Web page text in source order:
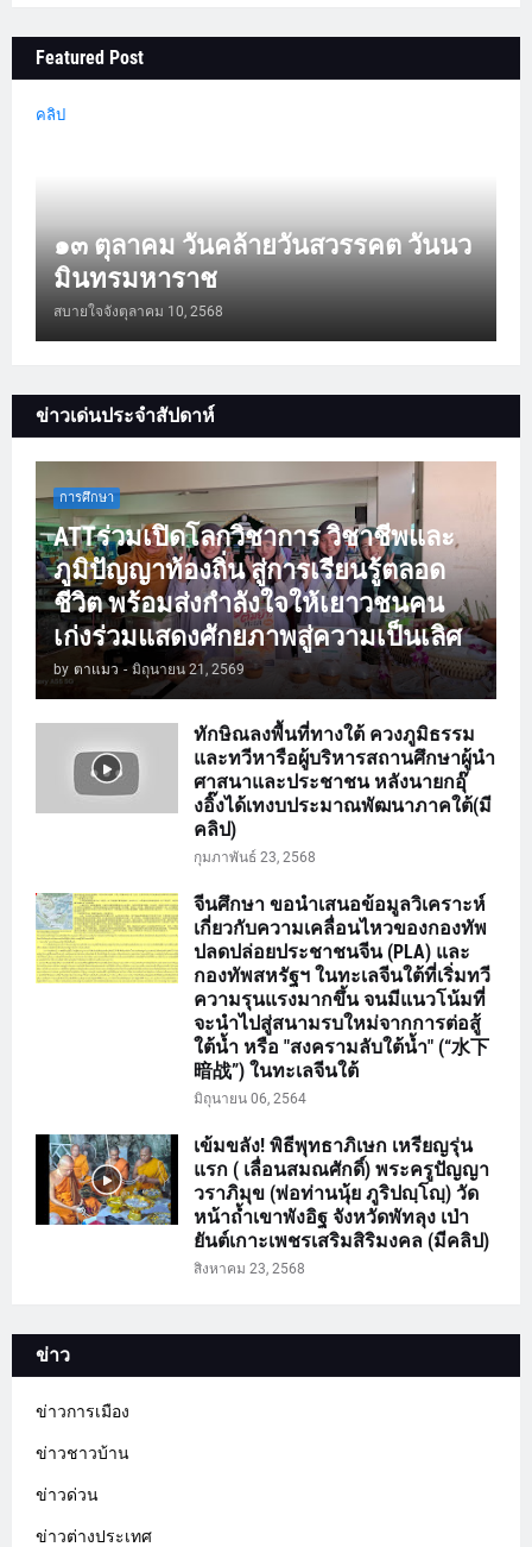
Featured Post
คลิป
๑๓ ตุลาคม วันคล้ายวันสวรรคต วันนว
มินทรมหาราช
สบายใจจังตุลาคม 10, 2568
ข่าวเด่นประจำสัปดาห์
การศึกษา
ATTร่วมเปิดโลกวิชาการ วิชาชีพและ
ภูมิปัญญาท้องถิ่น สู่การเรียนรู้ตลอด
ชีวิต พร้อมส่งกำลังใจให้เยาวชนคน
เก่งร่วมแสดงศักยภาพสู่ความเป็นเลิศ
by ตาแมว - มิถุนายน 21, 2569
ทักษิณลงพื้นที่ทางใต้ ควงภูมิธรรม
และทวีหารือผู้บริหารสถานศึกษาผู้นำ
ศาสนาและประชาชน หลังนายกอุ๊
งอิ๊งได้เทงบประมาณพัฒนาภาคใต้(มี
คลิป)
กุมภาพันธ์ 23, 2568
จีนศึกษา ขอนำเสนอข้อมูลวิเคราะห์
เกี่ยวกับความเคลื่อนไหวของกองทัพ
ปลดปล่อยประชาชนจีน (PLA) และ
กองทัพสหรัฐฯ ในทะเลจีนใต้ที่เริ่มทวี
ความรุนแรงมากขึ้น จนมีแนวโน้มที่
จะนำไปสู่สนามรบใหม่จากการต่อสู้
ใต้น้ำ หรือ "สงครามลับใต้น้ำ" (“水下
暗战”) ในทะเลจีนใต้
มิถุนายน 06, 2564
เข้มขลัง! พิธีพุทธาภิเษก เหรียญรุ่น
แรก ( เลื่อนสมณศักดิ์) พระครูปัญญา
วราภิมุข (พ่อท่านนุ้ย ภูริปญฺโญฺ) วัด
หน้าถ้ำเขาพังอิฐ จังหวัดพัทลุง เป่า
ยันต์เกาะเพชรเสริมสิริมงคล (มีคลิป)
สิงหาคม 23, 2568
ข่าว
ข่าวการเมือง
ข่าวชาวบ้าน
ข่าวด่วน
ข่าวต่างประเทศ